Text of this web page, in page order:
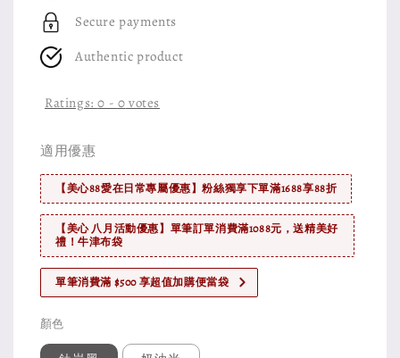
Secure payments
Authentic product
Ratings:0 - 0 votes
適用優惠
【美心88愛在日常專屬優惠】粉絲獨享下單滿1688享88折
【美心 八月活動優惠】單筆訂單消費滿1088元，送精美好
禮！牛津布袋
單筆消費滿 $500 享超值加購便當袋
顏色